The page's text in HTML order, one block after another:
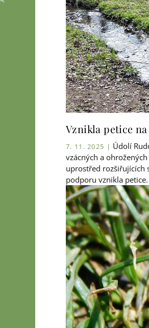
Vznikla petice
7. 11. 2025 | Údolí
vzácných a
uprostřed rozšiřujících
podporu vznikla petice.